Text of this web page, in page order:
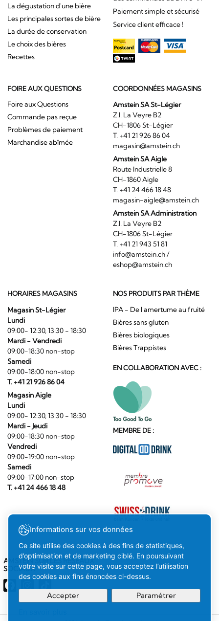
La dégustation d'une bière
Les principales sortes de bière
La durée de conservation
Le choix des bières
Recettes
Paiement simple et sécurisé
Service client efficace !
FOIRE AUX QUESTIONS
Foire aux Questions
Commande pas reçue
Problèmes de paiement
Marchandise abîmée
COORDONNÉES MAGASINS
Amstein SA St-Légier
Z.I. La Veyre B2
CH-1806 St-Légier
T. +41 21 926 86 04
magasin@amstein.ch
Amstein SA Aigle
Route Industrielle 8
CH-1860 Aigle
T. +41 24 466 18 48
magasin-aigle@amstein.ch
Amstein SA Administration
Z.I. La Veyre B2
CH-1806 St-Légier
T. +41 21 943 51 81
info@amstein.ch/
eshop@amstein.ch
HORAIRES MAGASINS
Magasin St-Légier
Lundi
09:00- 12:30, 13:30 - 18:30
Mardi - Vendredi
09:00-18:30 non-stop
Samedi
09:00-18:00 non-stop
T. +41 21 926 86 04
Magasin Aigle
Lundi
09:00- 12:30, 13:30 - 18:30
Mardi - Jeudi
09:00-18:30 non-stop
Vendredi
09:00-19:00 non-stop
Samedi
09:00-17:00 non-stop
T. +41 24 466 18 48
NOS PRODUITS PAR THÈME
IPA - De l'amertume au fruité
Bières sans gluten
Bières biologiques
Bières Trappistes
EN COLLABORATION AVEC :
MEMBRE DE :
AMSTEIN SUR LES RÉSEAUX
SOCIAUX
Informations sur vos données
Ce site utilise des cookies à des fins de statistiques,
d’optimisation et de marketing ciblé. En poursuivant
votre visite sur cette page, vous acceptez l’utilisation
des cookies aux fins énoncées ci-dessus.
Accepter Paramétrer